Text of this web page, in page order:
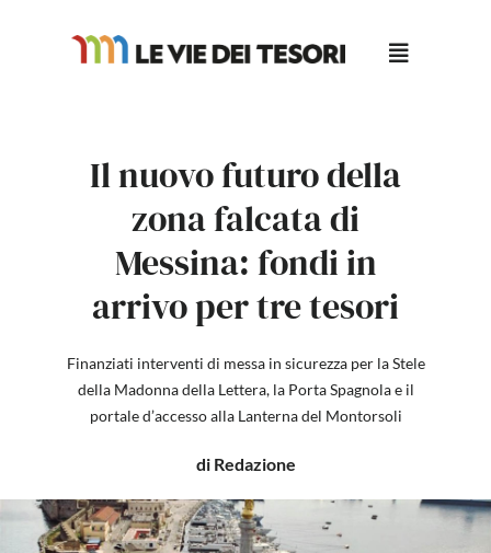
Il nuovo futuro della
zona falcata di
Messina: fondi in
arrivo per tre tesori
Finanziati interventi di messa in sicurezza per la Stele
della Madonna della Lettera, la Porta Spagnola e il
portale d’accesso alla Lanterna del Montorsoli
di Redazione